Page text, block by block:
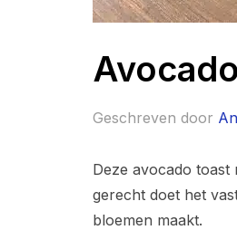
Geschreven door
Deze avocado
gerecht doet het
bloemen maakt.